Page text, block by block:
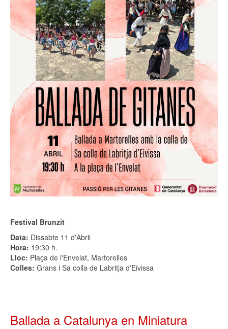
Festival Brunzit
Data: Dissabte 11 d'Abril
Hora: 19:30 h.
Lloc: Plaça de l'Envelat, Martorelles
Colles: Grans i Sa colla de Labritja d'Eivissa
Ballada a Catalunya en Miniatura